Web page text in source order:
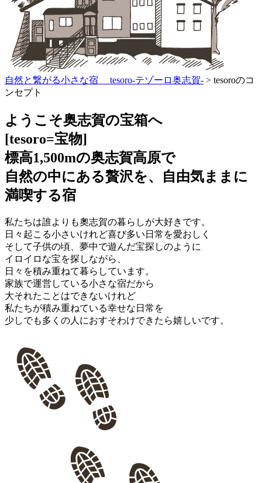
自然と繋がる小さな宿 tesoro-テゾーロ奥志賀- > tesoroのコ
ンセプト
ようこそ奥志賀の宝箱へ
[tesoro=宝物]
標高1,500mの奥志賀高原で
自然の中にある贅沢を、自由気ままに
満喫する宿
私たちは誰よりも奧志賀の暮らしが大好きです。
日々起こる小さいけれど喜び多い日常を愛おしく
そして子供の頃、夢中で遊んだ宝探しのように
イロイロな宝を探しながら、
日々を積み重ねて暮らしています。
家族で運営している小さな宿だから
大それたことはできないけれど
私たちが積み重ねている幸せな日常を
少しでも多くの人におすそわけできたら嬉しいです。